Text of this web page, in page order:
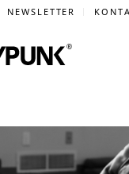
NEWSLETTER